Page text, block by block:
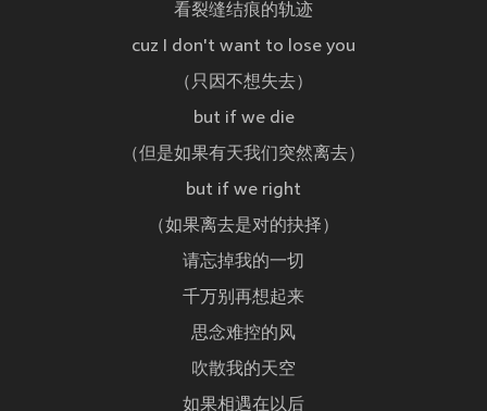
看裂缝结痕的轨迹
cuz I don't want to lose you
（只因不想失去）
but if we die
（但是如果有天我们突然离去）
but if we right
（如果离去是对的抉择）
请忘掉我的一切
千万别再想起来
思念难控的风
吹散我的天空
如果相遇在以后